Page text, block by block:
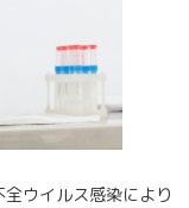
ウイルス感染により